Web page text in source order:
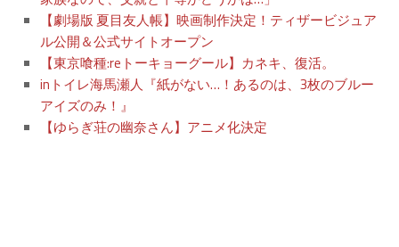
【劇場版 夏目友人帳】映画制作決定！ティザービジュア
ル公開＆公式サイトオープン
【東京喰種:reトーキョーグール】カネキ、復活。
inトイレ海馬瀬人『紙がない…！あるのは、3枚のブルー
アイズのみ！』
【ゆらぎ荘の幽奈さん】アニメ化決定